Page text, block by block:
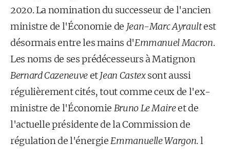
2020. La nomination du successeur de l'ancien
ministre de l'Économie de Jean-Marc Ayraultest
désormais entre les mains d'Emmanuel Macron.
Les noms de ses prédécesseurs à Matignon
Bernard CazeneuveetJean Castexsont aussi
régulièrement cités, tout comme ceux de l'ex-
ministre de l'Éco­nomie Bruno Le Maireet de
l'actuelle présidente de la Commission de
régulation de l'énergieEmmanuelle Wargon. l